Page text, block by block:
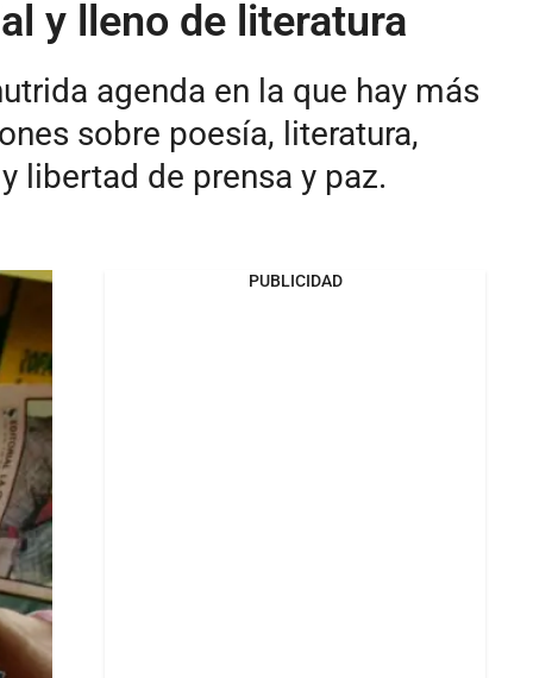
y lleno de literatura
agenda en la que hay más
sobre poesía, literatura,
libertad de prensa y paz.
PUBLICIDAD